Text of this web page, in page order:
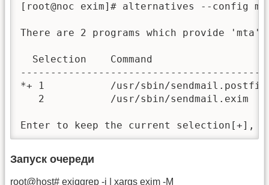
[root@noc exim]# alternatives --config
There are 2 programs which provide 'mta'.
  Selection    Command
*+ 1           /usr/sbin/sendmail.postfix
   2           /usr/sbin/sendmail.exim
Enter to keep the current selection[+],
Запуск очереди
root@host# exiqgrep -i | xargs exim -M